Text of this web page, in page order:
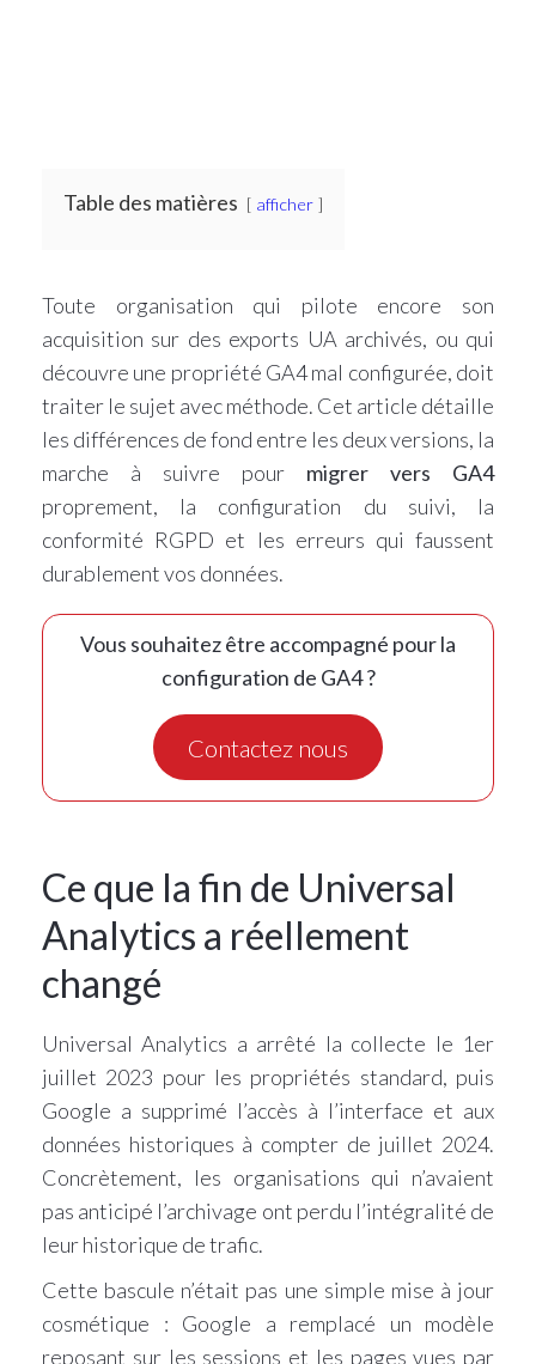
Table des matières afficher
Toute organisation qui pilote encore son
acquisition sur des exports UA archivés, ou qui
découvre une propriété GA4 mal configurée, doit
traiter le sujet avec méthode. Cet article détaille
les différences de fond entre les deux versions, la
marche à suivre pour migrer vers GA4
proprement, la configuration du suivi, la
conformité RGPD et les erreurs qui faussent
durablement vos données.
Vous souhaitez être accompagné pour la
configuration de GA4 ?
Contactez nous
Ce que la fin de Universal
Analytics a réellement
changé
Universal Analytics a arrêté la collecte le 1er
juillet 2023 pour les propriétés standard, puis
Google a supprimé l’accès à l’interface et aux
données historiques à compter de juillet 2024.
Concrètement, les organisations qui n’avaient
pas anticipé l’archivage ont perdu l’intégralité de
leur historique de trafic.
Cette bascule n’était pas une simple mise à jour
cosmétique : Google a remplacé un modèle
reposant sur les sessions et les pages vues par